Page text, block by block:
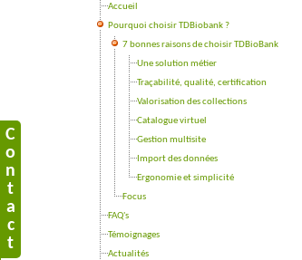
Accueil
Pourquoi choisir TDBiobank ?
7 bonnes raisons de choisir TDBioBank
Une solution métier
Traçabilité, qualité, certification
Valorisation des collections
Catalogue virtuel
Gestion multisite
Import des données
Ergonomie et simplicité
Focus
FAQ's
Témoignages
Actualités
C
o
n
t
a
c
t